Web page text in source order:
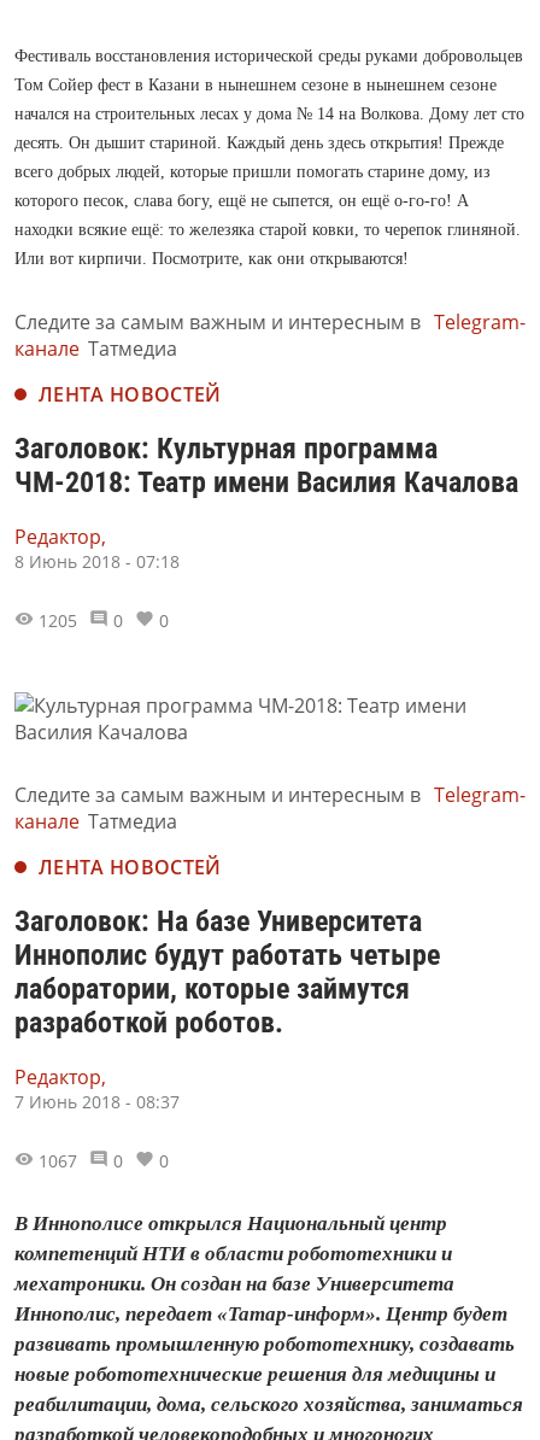
Фестиваль восстановления исторической среды руками добровольцев
Том Сойер фест в Казани в нынешнем сезоне в нынешнем сезоне
начался на строительных лесах у дома № 14 на Волкова. Дому лет сто
десять. Он дышит стариной. Каждый день здесь открытия! Прежде
всего добрых людей, которые пришли помогать старине дому, из
которого песок, слава богу, ещё не сыпется, он ещё о-го-го! А
находки всякие ещё: то железяка старой ковки, то черепок глиняной.
Или вот кирпичи. Посмотрите, как они открываются!
Следите за самым важным и интересным в Telegram-
канале Татмедиа
ЛЕНТА НОВОСТЕЙ
Заголовок: Культурная программа
ЧМ-2018: Театр имени Василия Качалова
Редактор,
8 Июнь 2018 - 07:18
1205 0 0
Следите за самым важным и интересным в Telegram-
канале Татмедиа
ЛЕНТА НОВОСТЕЙ
Заголовок: На базе Университета
Иннополис будут работать четыре
лаборатории, которые займутся
разработкой роботов.
Редактор,
7 Июнь 2018 - 08:37
1067 0 0
В Иннополисе открылся Национальный центр
компетенций НТИ в области робототехники и
мехатроники. Он создан на базе Университета
Иннополис, передает «Татар-информ». Центр будет
развивать промышленную робототехнику, создавать
новые робототехнические решения для медицины и
реабилитации, дома, сельского хозяйства, заниматься
разработкой человекоподобных и многоногих